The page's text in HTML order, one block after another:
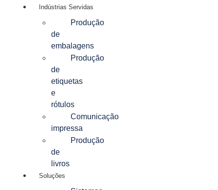
Indústrias Servidas
Produção
de
embalagens
Produção
de
etiquetas
e
rótulos
Comunicação
impressa
Produção
de
livros
Soluções